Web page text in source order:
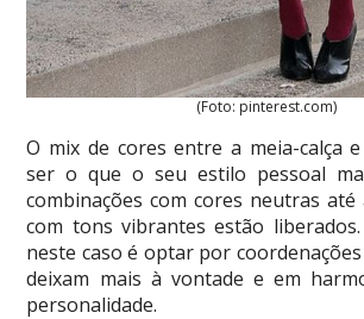
(Foto: pinterest.com)
O mix de cores entre a meia-calça
ser o que o seu estilo pessoal
combinações com cores neutras até
com tons vibrantes estão
neste caso é optar por
deixam mais à vontade e em
personalidade.